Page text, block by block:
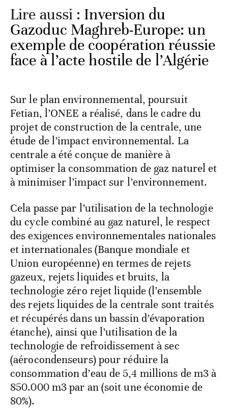
Lire aussi : Inversion du
Gazoduc Maghreb-Europe: un
exemple de coopération réussie
face à l’acte hostile de l’Algérie
Sur le plan environnemental, poursuit
Fetian, l’ONEE a réalisé, dans le cadre du
projet de construction de la centrale, une
étude de l’impact environnemental. La
centrale a été conçue de manière à
optimiser la consommation de gaz naturel et
à minimiser l’impact sur l’environnement.
Cela passe par l’utilisation de la technologie
du cycle combiné au gaz naturel, le respect
des exigences environnementales nationales
et internationales (Banque mondiale et
Union européenne) en termes de rejets
gazeux, rejets liquides et bruits, la
technologie zéro rejet liquide (l’ensemble
des rejets liquides de la centrale sont traités
et récupérés dans un bassin d’évaporation
étanche), ainsi que l’utilisation de la
technologie de refroidissement à sec
(aérocondenseurs) pour réduire la
consommation d’eau de 5,4 millions de m3 à
850.000 m3 par an (soit une économie de
80%).